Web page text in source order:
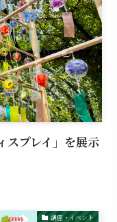
スプレイ」を展示
講座・イベント